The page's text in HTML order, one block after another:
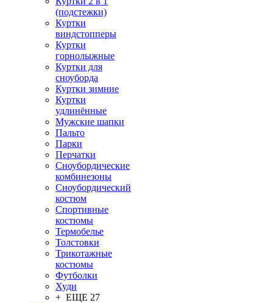
(подстежки)
Куртки
виндстопперы
Куртки
горнолыжные
Куртки для
сноуборда
Куртки зимние
Куртки
удлинённые
Мужские шапки
Пальто
Парки
Перчатки
Сноубордические
комбинезоны
Сноубордический
костюм
Спортивные
костюмы
Термобелье
Толстовки
Трикотажные
костюмы
Футболки
Худи
+ ЕЩЕ 27